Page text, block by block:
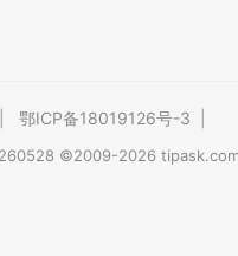
鄂ICP备18019126号-3
©2009-2026